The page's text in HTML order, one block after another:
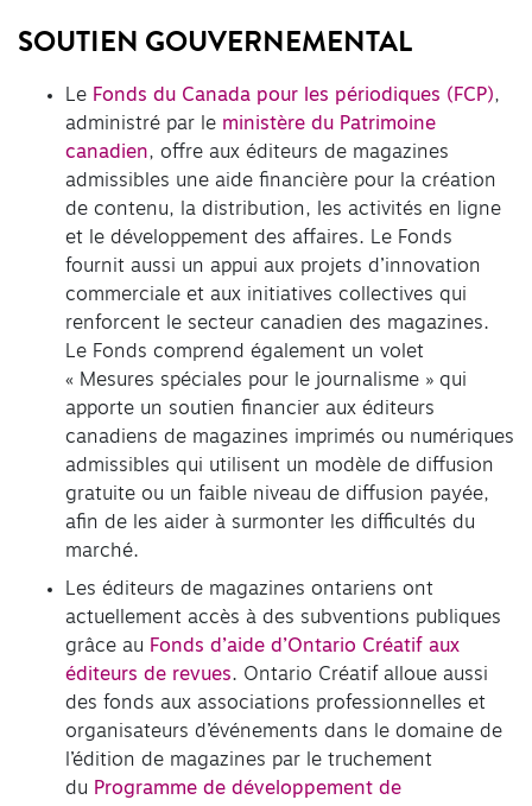
SOUTIEN GOUVERNEMENTAL
Le Fonds du Canada pour les périodiques (FCP),
administré par le ministère du Patrimoine
canadien, offre aux éditeurs de magazines
admissibles une aide financière pour la création
de contenu, la distribution, les activités en ligne
et le développement des affaires. Le Fonds
fournit aussi un appui aux projets d’innovation
commerciale et aux initiatives collectives qui
renforcent le secteur canadien des magazines.
Le Fonds comprend également un volet
« Mesures spéciales pour le journalisme » qui
apporte un soutien financier aux éditeurs
canadiens de magazines imprimés ou numériques
admissibles qui utilisent un modèle de diffusion
gratuite ou un faible niveau de diffusion payée,
afin de les aider à surmonter les difficultés du
marché.
Les éditeurs de magazines ontariens ont
actuellement accès à des subventions publiques
grâce au Fonds d’aide d’Ontario Créatif aux
éditeurs de revues. Ontario Créatif alloue aussi
des fonds aux associations professionnelles et
organisateurs d’événements dans le domaine de
l’édition de magazines par le truchement
du Programme de développement de